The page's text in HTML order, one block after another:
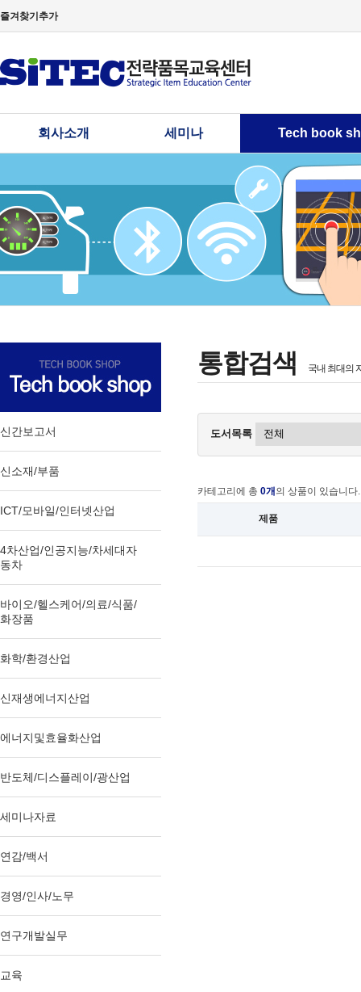
즐겨찾기추가
회사소개 세미나 Tech book
신간보고서
신소재/부품
ICT/모바일/인터넷산업
4차산업/인공지능/차세대자
동차
바이오/헬스케어/의료/식품/
화장품
화학/환경산업
신재생에너지산업
에너지및효율화산업
반도체/디스플레이/광산업
세미나자료
연감/백서
경영/인사/노무
연구개발실무
교육
통합검색 국내 최대의
도서목록
카테고리에 총 0개 의 상품이 있습니다.
제품